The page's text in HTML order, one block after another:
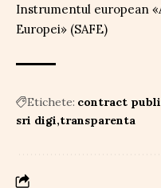
Instrumentul european
Europei» (SAFE)
Etichete: contract
sri digi transparenta